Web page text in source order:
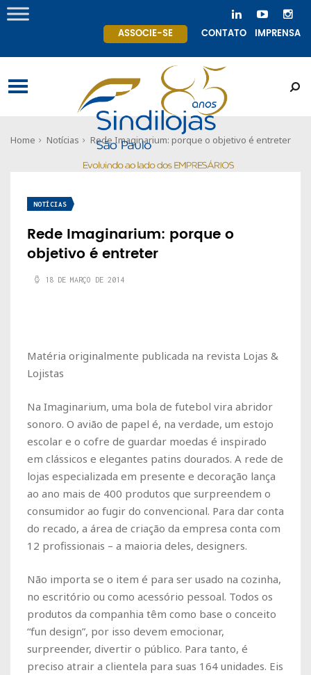
ASSOCIE-SE CONTATO IMPRENSA
Home Notícias Rede Imaginarium: porque o objetivo é entreter
NOTÍCIAS
Rede Imaginarium: porque o
objetivo é entreter
18 DE MARÇO DE 2014
Matéria originalmente publicada na revista Lojas &
Lojistas
Na Imaginarium, uma bola de futebol vira abridor
sonoro. O avião de papel é, na verdade, um estojo
escolar e o cofre de guardar moedas é inspirado
em clássicos e elegantes patins dourados. A rede de
lojas especializada em presente e decoração lança
ao ano mais de 400 produtos que surpreendem o
consumidor ao fugir do convencional. Para dar conta
do recado, a área de criação da empresa conta com
12 profissionais – a maioria deles, designers.
Não importa se o item é para ser usado na cozinha,
no escritório ou como acessório pessoal. Todos os
produtos da companhia têm como base o conceito
“fun design”, por isso devem emocionar,
surpreender, divertir o público. Para tanto, é
preciso atrair a clientela para suas 164 unidades. Eis